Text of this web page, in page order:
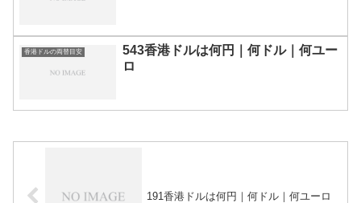
香港ドルの両替目安
543香港ドルは何円｜何ドル｜何ユー
ロ
191香港ドルは何円｜何ドル｜何ユーロ